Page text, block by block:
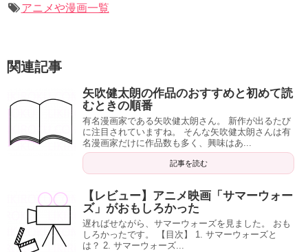
アニメや漫画一覧
関連記事
矢吹健太朗の作品のおすすめと初めて読
むときの順番
有名漫画家である矢吹健太朗さん。 新作が出るたび
に注目されていますね。 そんな矢吹健太朗さんは有
名漫画家だけに作品数も多く、興味はあ...
記事を読む
【レビュー】アニメ映画「サマーウォー
ズ」がおもしろかった
遅ればせながら、サマーウォーズを見ました。 おも
しろかったです。 【目次】 1. サマーウォーズと
は？ 2. サマーウォーズ...